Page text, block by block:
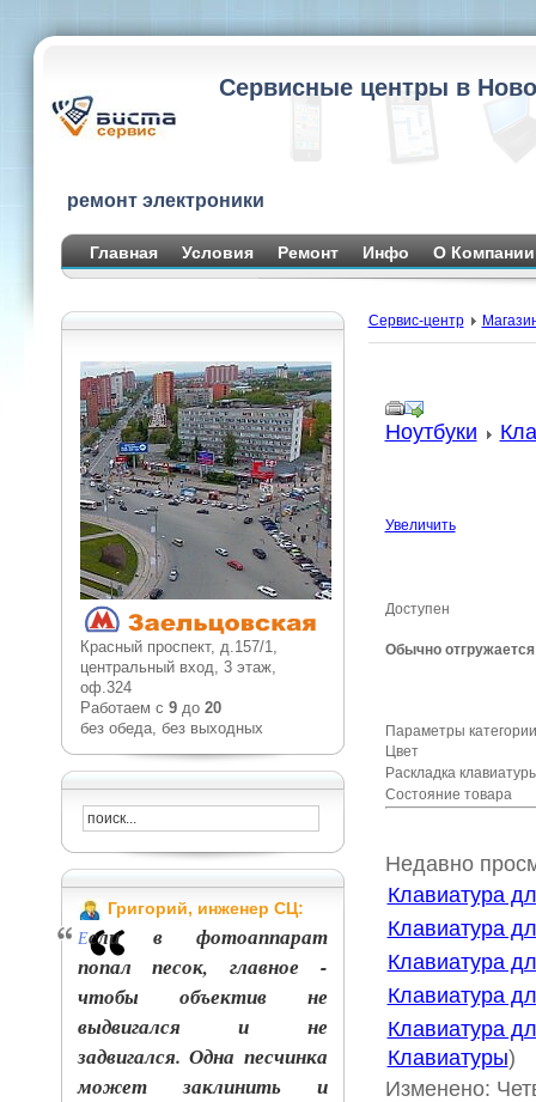
Сервисные центры в
ремонт электроники
Главная Условия Ремонт Инфо О Компании
Красный проспект, д.157/1,
центральный вход, 3 этаж,
оф.324
Работаем с 9до 20
без обеда, без выходных
Григорий, инженер СЦ:
Если в фотоаппарат
попал песок, главное -
чтобы объектив не
выдвигался и не
задвигался. Одна песчинка
может заклинить и
Сервис-центр
Ноутбуки
Увеличить
Доступен
Обычно
Параметры
Цвет
Раскладка
Состояние товара
Недавно
Клавиатура
Клавиатура
Клавиатура
Клавиатура
Клавиатура
Клавиатуры)
Изменено: